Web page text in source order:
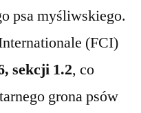
psa myśliwskiego.
(FCI)
sekcji 1.2, co
grona psów